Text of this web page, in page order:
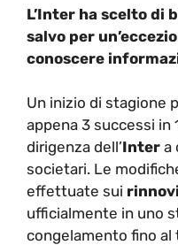
L’Inter ha scelto di
salvo per
conoscere
Un inizio di stagione
appena 3 successi in
dirigenza dell’Inter a
societari. Le
effettuate sui rinnovi
ufficialmente in uno
congelamento fino al